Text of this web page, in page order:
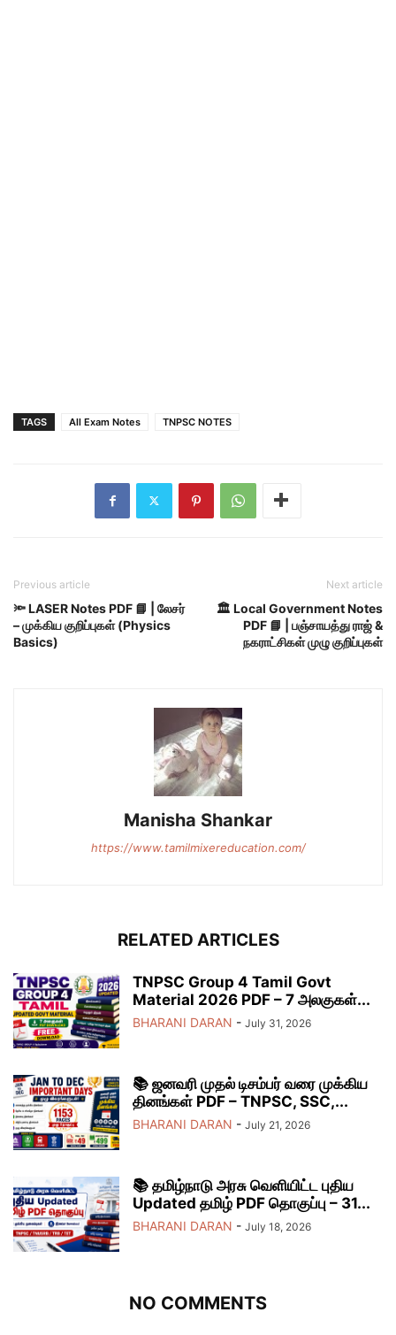
TAGS All Exam Notes TNPSC NOTES
Previous article
🔦 LASER Notes PDF 📘 | லேசர்
– முக்கிய குறிப்புகள் (Physics
Basics)
Next article
🏛️ Local Government Notes
PDF 📘 | பஞ்சாயத்து ராஜ் &
நகராட்சிகள் முழு குறிப்புகள்
Manisha Shankar
https://www.tamilmixereducation.com/
RELATED ARTICLES
TNPSC Group 4 Tamil Govt
Material 2026 PDF – 7 அலகுகள்...
BHARANI DARAN - July 31, 2026
📚 ஜனவரி முதல் டிசம்பர் வரை முக்கிய
தினங்கள் PDF – TNPSC, SSC,...
BHARANI DARAN - July 21, 2026
📚 தமிழ்நாடு அரசு வெளியிட்ட புதிய
Updated தமிழ் PDF தொகுப்பு – 31...
BHARANI DARAN - July 18, 2026
NO COMMENTS